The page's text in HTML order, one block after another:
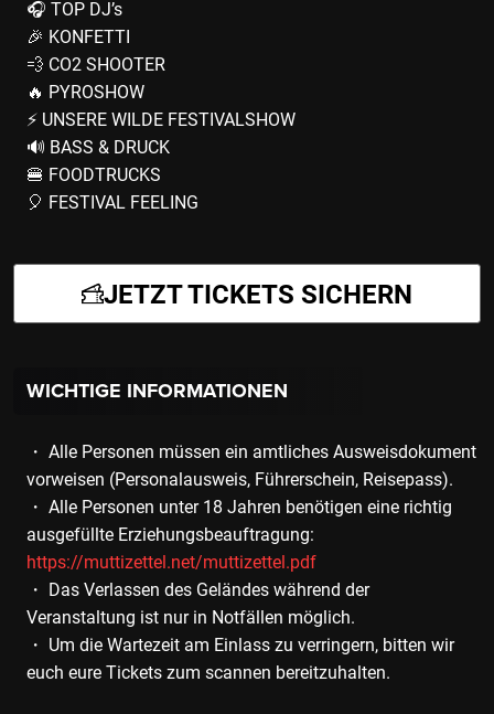
🎧 TOP DJ’s
🎉 KONFETTI
💨 CO2 SHOOTER
🔥 PYROSHOW
⚡️ UNSERE WILDE FESTIVALSHOW
🔊 BASS & DRUCK
🍔 FOODTRUCKS
🎈 FESTIVAL FEELING
JETZT TICKETS SICHERN
WICHTIGE INFORMATIONEN
・ Alle Personen müssen ein amtliches Ausweisdokument
vorweisen (Personalausweis, Führerschein, Reisepass).
・ Alle Personen unter 18 Jahren benötigen eine richtig
ausgefüllte Erziehungsbeauftragung:
https://muttizettel.net/muttizettel.pdf
・ Das Verlassen des Geländes während der
Veranstaltung ist nur in Notfällen möglich.
・ Um die Wartezeit am Einlass zu verringern, bitten wir
euch eure Tickets zum scannen bereitzuhalten.